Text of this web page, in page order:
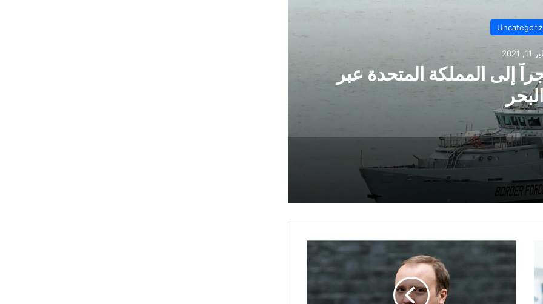
2021
من 150 مهاجراً إلى المملكة المتحدة عبر
البحر
وزير
الصحة
يتوعد
بإجراءات
حدودية